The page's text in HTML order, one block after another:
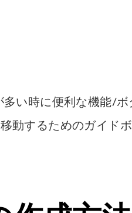
多い時に便利な機能/
動するためのガイド